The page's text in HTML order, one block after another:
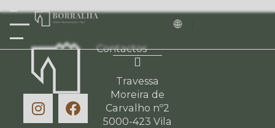
Contactos
Travessa
Moreira de
Carvalho nº2
5000-423 Vila